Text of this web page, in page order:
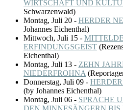
WIRTSCHAFT UND
Schwarzenwald)
Montag, Juli 20 - HERDER
Johannes Eichenthal)
Mittwoch, Juli 15 -
ERFINDUNGSGEIST (
Eichenthal)
Montag, Juli 13 - ZEHN
NIEDERFROHNA (
Donnerstag, Juli 09 -
(by Johannes Eichenthal)
Montag, Juli 06 - SPRACHE
DEN MINNESÄNGERN BIS